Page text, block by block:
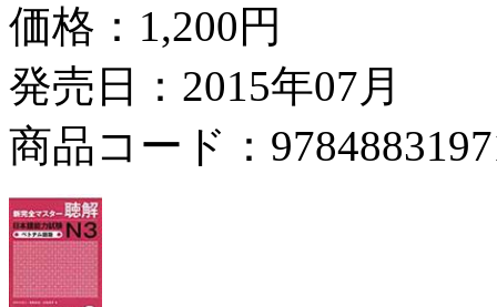
価格： 1,200円
発売日：2015年07月
商品コード：